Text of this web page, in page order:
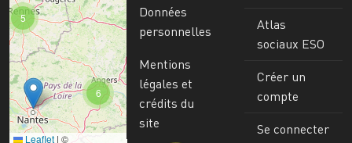
6
5
Leaflet | ©
Données
personnelles
Mentions
légales et
crédits du
site
Atlas
sociaux ESO
Créer un
compte
Se connecter